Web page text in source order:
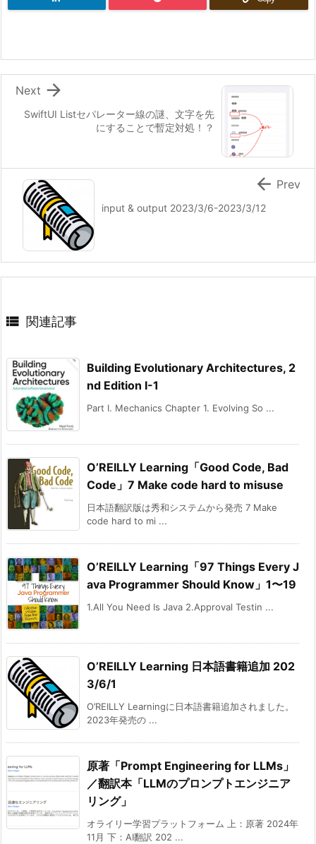
SwiftUI Listセパレーター線の謎、文字を先
にすることで暫定対処！？

Next
input & output 2023/3/6-2023/3/12
 Prev
 関連記事
Building Evolutionary Architectures, 2
nd Edition I-1
Part I. Mechanics Chapter 1. Evolving So ...
O’REILLY Learning「Good Code, Bad
Code」7 Make code hard to misuse
日本語翻訳版は秀和システムから発売 7 Make
code hard to mi ...
O’REILLY Learning「97 Things Every J
ava Programmer Should Know」1〜19
1.All You Need Is Java 2.Approval Testin ...
O’REILLY Learning 日本語書籍追加 202
3/6/1
O’REILLY Learningに日本語書籍追加されました。
2023年発売の ...
原著「Prompt Engineering for LLMs」
／翻訳本「LLMのプロンプトエンジニア
リング」
オライリー学習プラットフォーム 上：原著 2024年
11月 下：AI翻訳 202 ...